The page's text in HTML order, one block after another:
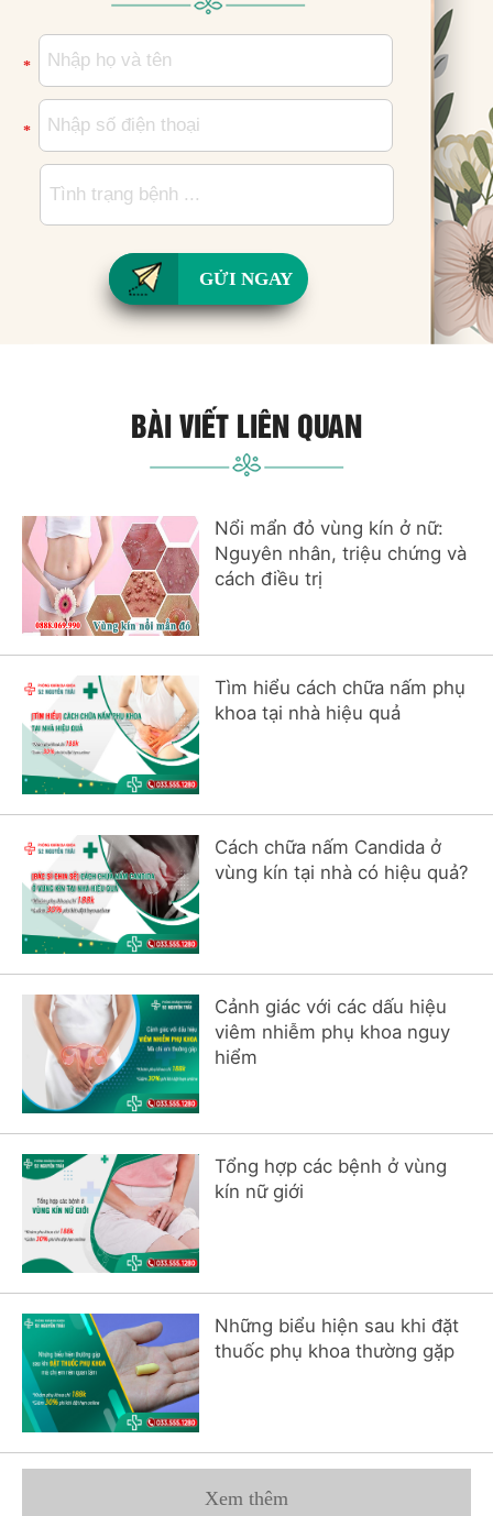
*
*
GỬI NGAY
BÀI VIẾT LIÊN QUAN
Nổi mẩn đỏ vùng kín ở nữ:
Nguyên nhân, triệu chứng và
cách điều trị
Tìm hiểu cách chữa nấm phụ
khoa tại nhà hiệu quả
Cách chữa nấm Candida ở
vùng kín tại nhà có hiệu quả?
Cảnh giác với các dấu hiệu
viêm nhiễm phụ khoa nguy
hiểm
Tổng hợp các bệnh ở vùng
kín nữ giới
Những biểu hiện sau khi đặt
thuốc phụ khoa thường gặp
Xem thêm